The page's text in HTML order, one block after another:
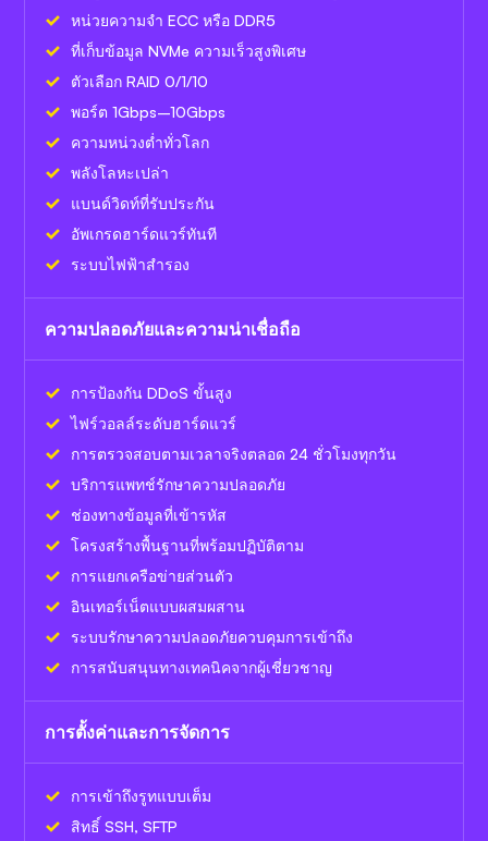
หน่วยความจำ ECC หรือ DDR5
ที่เก็บข้อมูล NVMe ความเร็วสูงพิเศษ
ตัวเลือก RAID 0/1/10
พอร์ต 1Gbps–10Gbps
ความหน่วงต่ำทั่วโลก
พลังโลหะเปล่า
แบนด์วิดท์ที่รับประกัน
อัพเกรดฮาร์ดแวร์ทันที
ระบบไฟฟ้าสำรอง
ความปลอดภัยและความน่าเชื่อถือ
การป้องกัน DDoS ขั้นสูง
ไฟร์วอลล์ระดับฮาร์ดแวร์
การตรวจสอบตามเวลาจริงตลอด 24 ชั่วโมงทุกวัน
บริการแพทช์รักษาความปลอดภัย
ช่องทางข้อมูลที่เข้ารหัส
โครงสร้างพื้นฐานที่พร้อมปฏิบัติตาม
การแยกเครือข่ายส่วนตัว
อินเทอร์เน็ตแบบผสมผสาน
ระบบรักษาความปลอดภัยควบคุมการเข้าถึง
การสนับสนุนทางเทคนิคจากผู้เชี่ยวชาญ
การตั้งค่าและการจัดการ
การเข้าถึงรูทแบบเต็ม
สิทธิ์ SSH, SFTP